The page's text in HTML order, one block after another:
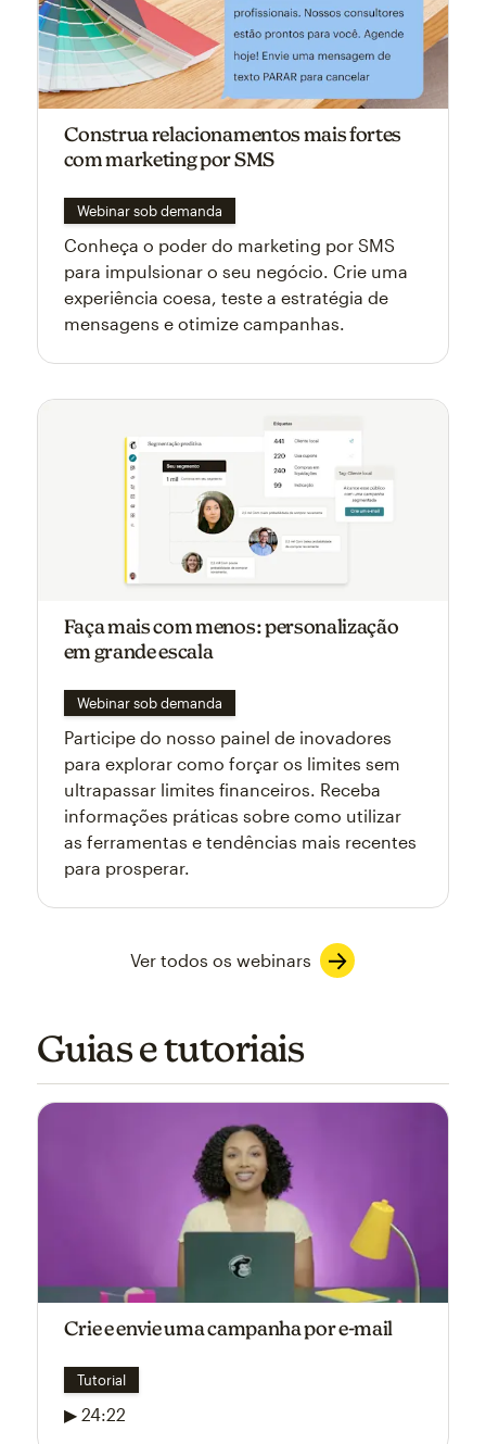
Construa relacionamentos mais fortes
com marketing por SMS
Webinar sob demanda
Conheça o poder do marketing por SMS
para impulsionar o seu negócio. Crie uma
experiência coesa, teste a estratégia de
mensagens e otimize campanhas.
Faça mais com menos: personalização
em grande escala
Webinar sob demanda
Participe do nosso painel de inovadores
para explorar como forçar os limites sem
ultrapassar limites financeiros. Receba
informações práticas sobre como utilizar
as ferramentas e tendências mais recentes
para prosperar.
Ver todos os webinars
Guias e tutoriais
Crie e envie uma campanha por e-mail
Tutorial
▶ 24:22